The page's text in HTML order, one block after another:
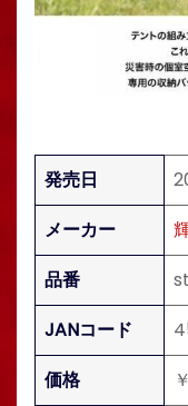
発売日
メーカー
品番
JANコード
価格